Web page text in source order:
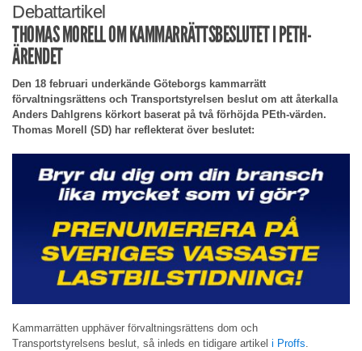
Debattartikel
THOMAS MORELL OM KAMMARRÄTTSBESLUTET I PETH-
ÄRENDET
Den 18 februari underkände Göteborgs kammarrätt
förvaltningsrättens och Transportstyrelsen beslut om att återkalla
Anders Dahlgrens körkort baserat på två förhöjda PEth-värden.
Thomas Morell (SD) har reflekterat över beslutet:
Kammarrätten upphäver förvaltningsrättens dom och
Transportstyrelsens beslut, så inleds en tidigare artikel i Proffs